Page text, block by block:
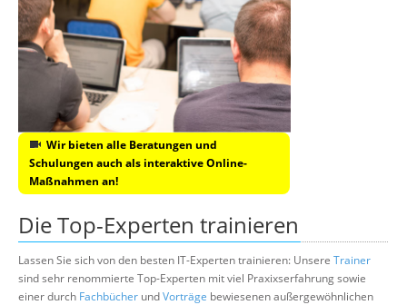
Wir bieten alle Beratungen und
Schulungen auch als interaktive Online-
Maßnahmen an!
Die Top-Experten trainieren
Lassen Sie sich von den besten IT-Experten trainieren: Unsere Trainer
sind sehr renommierte Top-Experten mit viel Praxixserfahrung sowie
einer durch Fachbücher undVorträge bewiesenen außergewöhnlichen